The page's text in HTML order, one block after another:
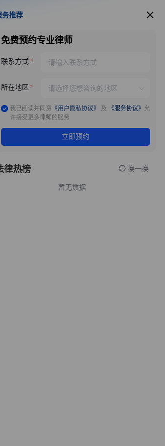
服务推荐
务推荐
免费预约专业律师
联系方式
所在地区
我已阅读并同意 《用户隐私协议》 及 《服务协议》 允
许接受更多律师的服务
立即预约
律热榜 换一换
暂无数据